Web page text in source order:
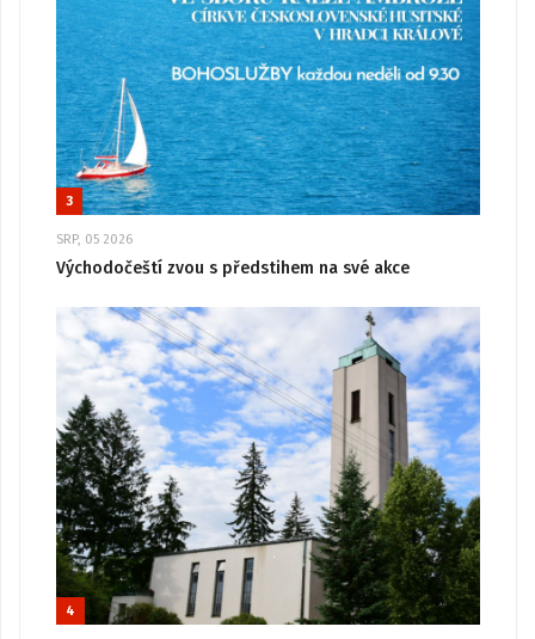
3
SRP, 05 2026
Východočeští zvou s předstihem na své akce
4